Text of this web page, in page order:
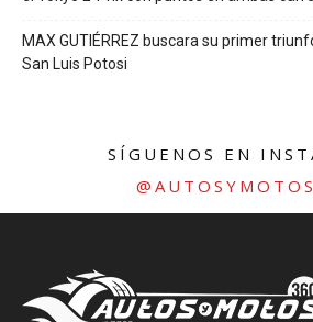
MAX GUTIÉRREZ buscara su primer
San Luis Potosi
SÍGUENOS EN